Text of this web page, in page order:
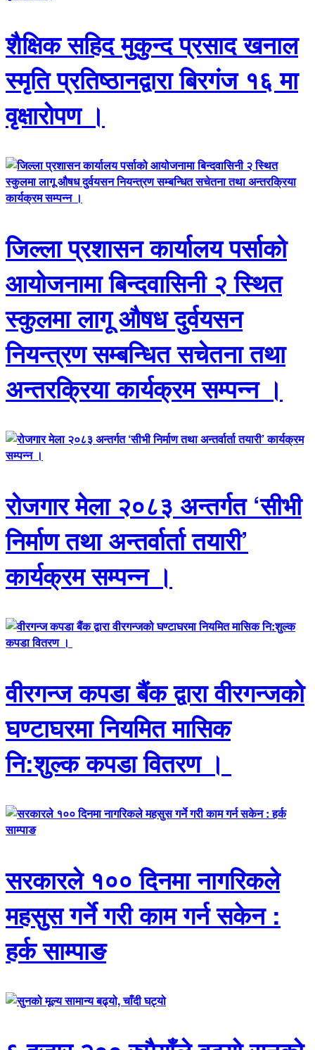
शैक्षिक सहिद मुकुन्द प्रसाद खनाल
स्मृति प्रतिष्ठानद्वारा बिरगंज १६ मा
वृक्षारोपण ।
जिल्ला प्रशासन कार्यालय पर्साको
आयोजनामा बिन्दवासिनी २ स्थित
स्कुलमा लागू औषध दुर्वयसन
नियन्त्रण सम्बन्धित सचेतना तथा
अन्तरक्रिया कार्यक्रम सम्पन्न ।
रोजगार मेला २०८३ अन्तर्गत ‘सीभी
निर्माण तथा अन्तर्वार्ता तयारी’
कार्यक्रम सम्पन्न ।
वीरगन्ज कपडा बैंक द्वारा वीरगन्जको
घण्टाघरमा नियमित मासिक
नि:शुल्क कपडा वितरण ।
सरकारले १०० दिनमा नागरिकले
महसुस गर्ने गरी काम गर्न सकेन :
हर्क साम्पाङ